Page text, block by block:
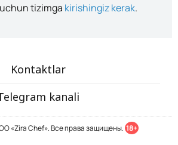
tizimga kirishingiz kerak.
Kontaktlar
kanali
«Zira Chef». Все права защищены. 18+